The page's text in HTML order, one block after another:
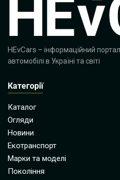
HEvCars – інформаційний
автомобілі в Україні та світі
Категорії
Каталог
Огляди
Новини
Екотранспорт
Марки та моделі
Покоління